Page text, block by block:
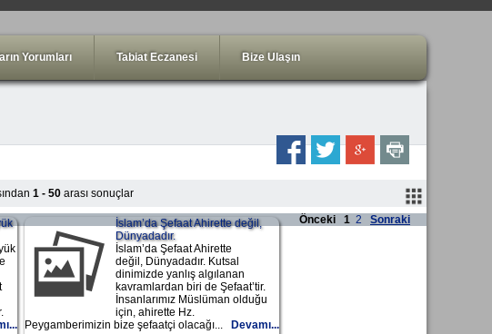
Yorumları Tabiat Eczanesi Bize Ulaşın
1 - 50arası sonuçlar
İslam’da Şefaat Ahirette değil,
Dünyadadır.
İslam’da Şefaat Ahirette
değil, Dünyadadır. Kutsal
dinimizde yanlış algılanan
kavramlardan biri de Şefaat’tir.
İnsanlarımız Müslüman olduğu
için, ahirette Hz.
Peygamberimizin bize şefaatçi olacağı...
Devamı...
Önceki 1 2 Sonraki